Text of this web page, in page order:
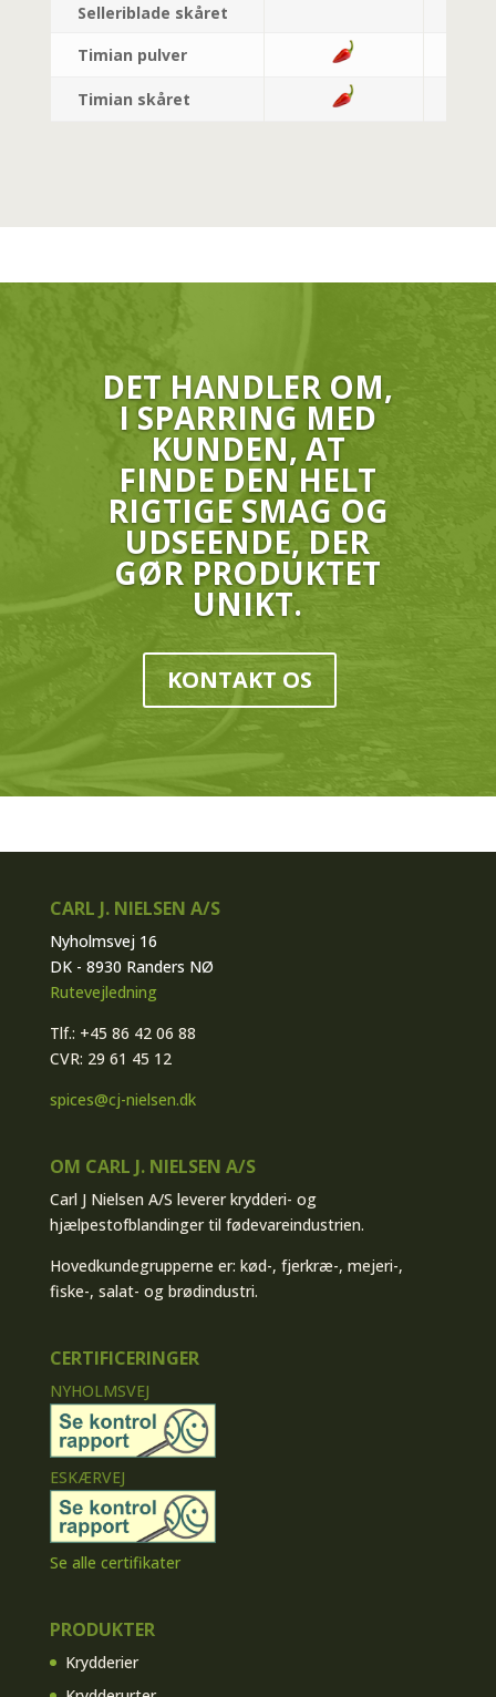
Selleriblade skåret
Timian pulver
Timian skåret
DET HANDLER OM,
I SPARRING MED
KUNDEN, AT
FINDE DEN HELT
RIGTIGE SMAG OG
UDSEENDE, DER
GØR PRODUKTET
UNIKT.
KONTAKT OS
CARL J. NIELSEN A/S
Nyholmsvej 16
DK - 8930 Randers NØ
Rutevejledning
Tlf.: +45 86 42 06 88
CVR: 29 61 45 12
spices@cj-nielsen.dk
OM CARL J. NIELSEN A/S
Carl J Nielsen A/S leverer krydderi- og
hjælpestofblandinger til fødevareindustrien.
Hovedkundegrupperne er: kød-, fjerkræ-, mejeri-,
fiske-, salat- og brødindustri.
CERTIFICERINGER
NYHOLMSVEJ
ESKÆRVEJ
Se alle certifikater
PRODUKTER
Krydderier